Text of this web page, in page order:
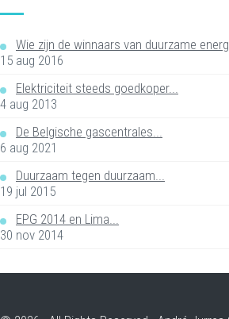
Wie zijn de winnaars van duurzame
15 aug 2016
Elektriciteit steeds goedkoper...
4 aug 2013
De Belgische gascentrales...
6 aug 2021
Duurzaam tegen duurzaam...
19 jul 2015
EPG 2014 en Lima...
30 nov 2014